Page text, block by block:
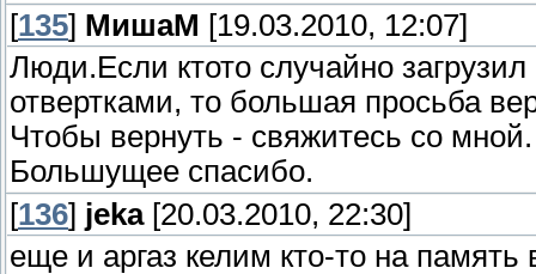
[135] МишаМ [19.03.2010, 12:07]
Люди.Если ктото случайно
отвертками, то большая просьба
Чтобы вернуть - свяжитесь со мной.
Большущее спасибо.
[136] jeka[20.03.2010, 22:30]
еще и аргаз келим кто-то на